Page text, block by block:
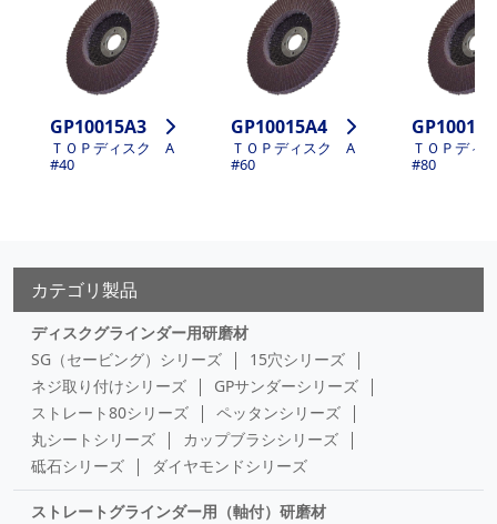
GP10015A3
ＴＯＰディスク A
#40
GP10015A4
ＴＯＰディスク A
#60
ＴＯＰディ
#80
カテゴリ製品
ディスクグラインダー用研磨材
SG（セービング）シリーズ
15穴シリーズ
ネジ取り付けシリーズ
GPサンダーシリーズ
ストレート80シリーズ
ペッタンシリーズ
丸シートシリーズ
カップブラシシリーズ
砥石シリーズ
ダイヤモンドシリーズ
ストレートグラインダー用（軸付）研磨材